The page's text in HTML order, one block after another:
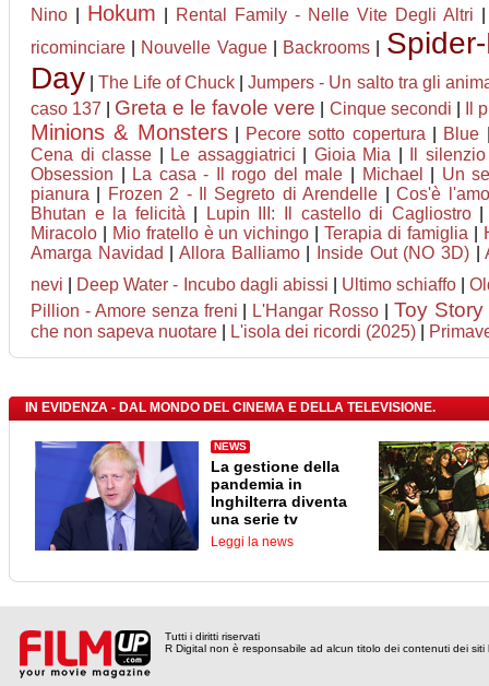
Nino Hokum Rental Family - Nelle Vite Degli Altri
ricominciare
Nouvelle Vague| Backrooms
Day |The Life of Chuck |Jumpers - Un salto tra gli
caso 137
Greta e le favole vere Cinque secondi Il
Minions & Monsters| Pecore sotto copertura Blue
Cena di classe
Le assaggiatrici Gioia Mia
Il
Obsession
La casa - Il rogo del male Michael
Un
pianura
Frozen 2 - Il Segreto di Arendelle |Cos'è
Bhutan e la felicità
Lupin III: Il castello di Cagliostro
Miracolo
Mio fratello è un vichingo |Terapia di famiglia
Amarga Navidad |Allora Balliamo| Inside Out (NO 3D) |
nevi
Deep Water - Incubo dagli abissi Ultimo schiaffo |
Pillion - Amore senza freni
L'Hangar Rosso Toy Story
che non sapeva nuotare L'isola dei ricordi (2025)
IN EVIDENZA - DAL MONDO DEL CINEMA E DELLA TELEVISIONE.
NEWS
La gestione della
pandemia in
Inghilterra diventa
una serie tv
Leggi la news
Tutti i diritti riservati
R Digital non è responsabile ad alcun titolo dei contenuti dei siti